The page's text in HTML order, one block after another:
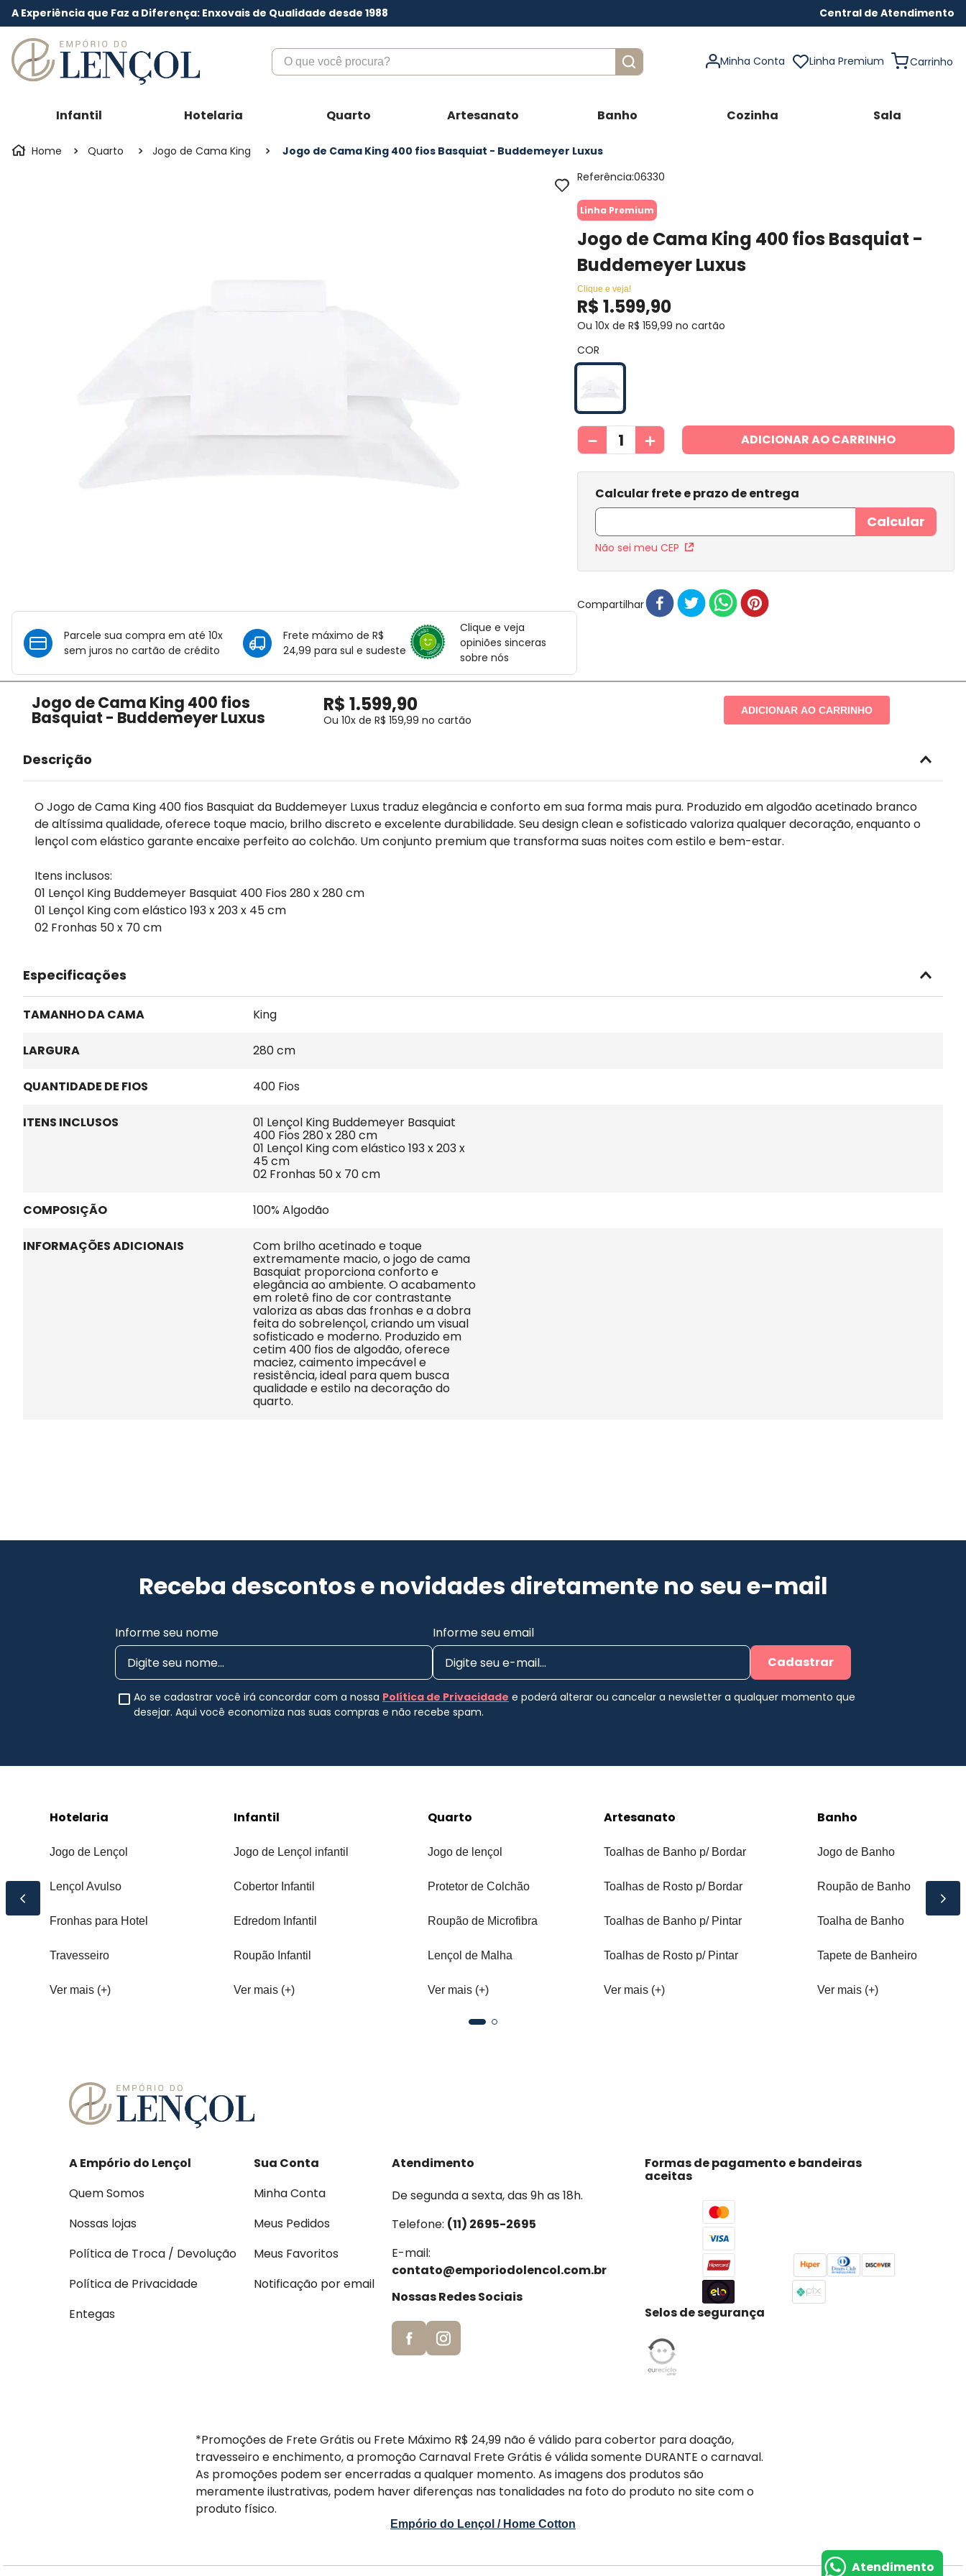
A Experiência que Faz a Diferença: Enxovais de Qualidade desde 1988 Central de Atendimento
O que você procura?
Minha Conta Linha Premium
Infantil Hotelaria Quarto Artesanato Banho Cozinha Sala
Atendimento
Quarto Jogo de Cama King Jogo de Cama King 400 fios Basquiat - Buddemeyer Luxus
Parcele sua compra em até 10x
sem juros no cartão de crédito
Frete máximo de R$
24,99 para sul e sudeste
Clique e veja
opiniões sinceras
sobre nós
Referência:06330
Linha Premium
Jogo de Cama King 400 fios Basquiat -
Buddemeyer Luxus
Clique e veja!
R$ 1.599,90
Ou10x deR$ 159,99 no cartão
COR
＋
－ ADICIONAR AO CARRINHO
Não sei meu CEP
Compartilhar
Jogo de Cama King 400 fios
Basquiat - Buddemeyer Luxus
R$ 1.599,90
Ou10x deR$ 159,99 no cartão
ADICIONAR AO CARRINHO
Descrição
O Jogo de Cama King 400 fios Basquiat da Buddemeyer Luxus traduz elegância e conforto em sua forma mais pura. Produzido em algodão acetinado branco
de altíssima qualidade, oferece toque macio, brilho discreto e excelente durabilidade. Seu design clean e sofisticado valoriza qualquer decoração, enquanto o
lençol com elástico garante encaixe perfeito ao colchão. Um conjunto premium que transforma suas noites com estilo e bem-estar.
Itens inclusos:
01 Lençol King Buddemeyer Basquiat 400 Fios 280 x 280 cm
01 Lençol King com elástico 193 x 203 x 45 cm
02 Fronhas 50 x 70 cm
Especificações
TAMANHO DA CAMA King
LARGURA 280 cm
QUANTIDADE DE FIOS 400 Fios
ITENS INCLUSOS 01 Lençol King Buddemeyer Basquiat
400 Fios 280 x 280 cm
01 Lençol King com elástico 193 x 203 x
45 cm
02 Fronhas 50 x 70 cm
COMPOSIÇÃO 100% Algodão
INFORMAÇÕES ADICIONAIS Com brilho acetinado e toque
extremamente macio, o jogo de cama
Basquiat proporciona conforto e
elegância ao ambiente. O acabamento
em roletê fino de cor contrastante
valoriza as abas das fronhas e a dobra
feita do sobrelençol, criando um visual
sofisticado e moderno. Produzido em
cetim 400 fios de algodão, oferece
maciez, caimento impecável e
resistência, ideal para quem busca
qualidade e estilo na decoração do
quarto.
Receba descontos e novidades diretamente no seu e-mail
Informe seu nome
Informe seu email
Cadastrar
Ao se cadastrar você irá concordar com a nossa Política de Privacidade e poderá alterar ou cancelar a newsletter a qualquer momento que
desejar. Aqui você economiza nas suas compras e não recebe spam.
Hotelaria
Jogo de Lençol
Lençol Avulso
Fronhas para Hotel
Travesseiro
Ver mais (+)
Infantil
Jogo de Lençol infantil
Cobertor Infantil
Edredom Infantil
Roupão Infantil
Ver mais (+)
Quarto
Jogo de lençol
Protetor de Colchão
Roupão de Microfibra
Lençol de Malha
Ver mais (+)
Artesanato
Toalhas de Banho p/ Bordar
Toalhas de Rosto p/ Bordar
Toalhas de Banho p/ Pintar
Toalhas de Rosto p/ Pintar
Ver mais (+)
Banho
Jogo de Banho
Roupão de Banho
Toalha de Banho
Tapete de Banheiro
Ver mais (+)
A Empório do Lençol
Quem Somos
Nossas lojas
Política de Troca / Devolução
Política de Privacidade
Entegas
Sua Conta
Minha Conta
Meus Pedidos
Meus Favoritos
Notificação por email
Atendimento
De segunda a sexta, das 9h as 18h.
Telefone: (11) 2695-2695
E-mail:
contato@emporiodolencol.com.br
Nossas Redes Sociais
Formas de pagamento e bandeiras
aceitas
Selos de segurança
*Promoções de Frete Grátis ou Frete Máximo R$ 24,99 não é válido para cobertor para doação,
travesseiro e enchimento, a promoção Carnaval Frete Grátis é válida somente DURANTE o carnaval.
As promoções podem ser encerradas a qualquer momento. As imagens dos produtos são
meramente ilustrativas, podem haver diferenças nas tonalidades na foto do produto no site com o
produto físico.
Empório do Lençol / Home Cotton